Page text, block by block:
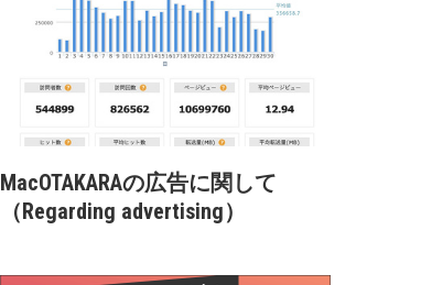
MacOTAKARAの広告に関して
（Regarding advertising）